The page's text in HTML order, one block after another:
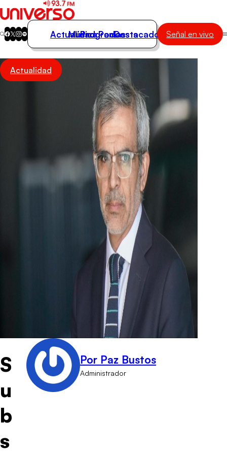
Actualidad
Música
Actualidad
Música
Programas
Podcasts
Destacados Señal en vivo
Actualidad
S
u
b
s
Por Paz Bustos
Administrador